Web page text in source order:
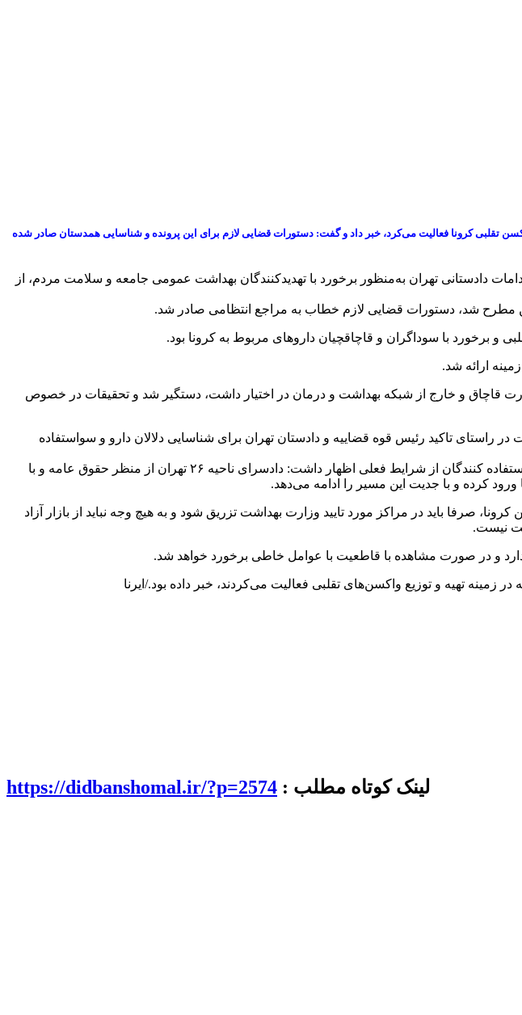
باندی که در زمینه تهیه و توزیع واکسن تقلبی کرونا فعالیت می‌کرد، خبر داد و گفت: دستورات قضایی لازم برای این پرونده و شناسایی همدستان صادر شده
دادستانی تهران به‌منظور برخورد با تهدیدکنندگان بهداشت عمومی جامعه و سلامت مردم، از
مطرح شد، دستورات قضایی لازم خطاب به مراجع انتظامی صادر شد.
برخورد با سوداگران و قاچاقچیان داروهای مربوط به کرونا بود.
ارائه شد.
قاچاق و خارج از شبکه بهداشت و درمان در اختیار داشت، دستگیر شد و تحقیقات در خصوص
در راستای تاکید رئیس قوه قضاییه و دادستان تهران برای شناسایی دلالان دارو و سواستفاده
‌معاون دادستان تهران با قدردانی از زحمات نیروی انتظامی در همکاری با دستگاه قضایی برای برخورد با سواستفاده کنندگان از شرایط فعلی اظهار داشت: دادسرای ناحیه ۲۶ تهران از منظر حقوق عامه و با
ورود کرده و با جدیت این مسیر را ادامه می‌دهد.
واکسن کرونا، صرفا باید در مراکز مورد تایید وزارت بهداشت تزریق شود و به هیچ وجه نباید از بازار آزاد
نیست.
و در صورت مشاهده با قاطعیت با عوامل خاطی برخورد خواهد شد.
تهیه و توزیع واکسن‌های تقلبی فعالیت می‌کردند، خبر داده بود./ایرنا
لینک کوتاه مطلب : https://didbanshomal.ir/?p=2574